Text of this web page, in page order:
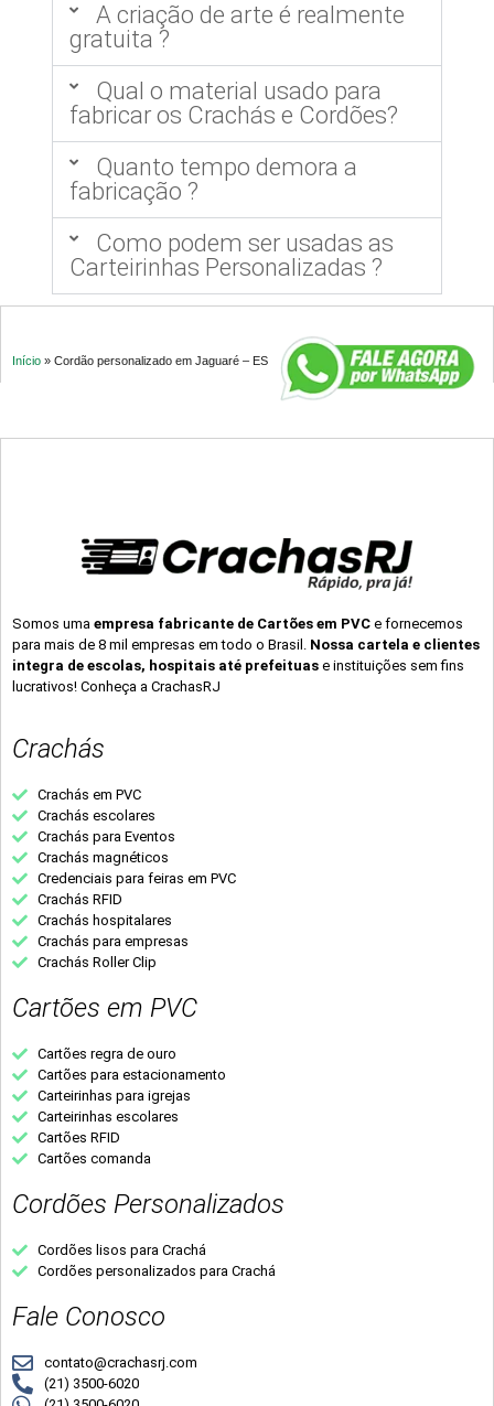
A criação de arte é realmente
gratuita ?
Qual o material usado para
fabricar os Crachás e Cordões?
Quanto tempo demora a
fabricação ?
Como podem ser usadas as
Carteirinhas Personalizadas ?
Início » Cordão personalizado em Jaguaré – ES
Somos uma empresa fabricante de Cartões em PVC e fornecemos
para mais de 8 mil empresas em todo o Brasil. Nossa cartela e clientes
integra de escolas, hospitais até prefeituas e instituições sem fins
lucrativos! Conheça a CrachasRJ
Crachás
Crachás em PVC
Crachás escolares
Crachás para Eventos
Crachás magnéticos
Credenciais para feiras em PVC
Crachás RFID
Crachás hospitalares
Crachás para empresas
Crachás Roller Clip
Cartões em PVC
Cartões regra de ouro
Cartões para estacionamento
Carteirinhas para igrejas
Carteirinhas escolares
Cartões RFID
Cartões comanda
Cordões Personalizados
Cordões lisos para Crachá
Cordões personalizados para Crachá
Fale Conosco
contato@crachasrj.com
(21) 3500-6020